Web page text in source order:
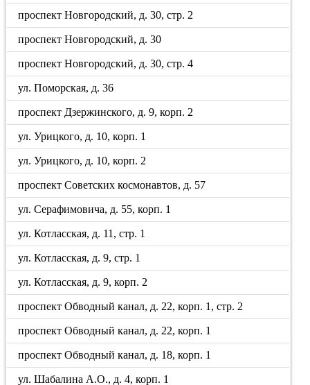
проспект Новгородский, д. 30, стр. 2
проспект Новгородский, д. 30
проспект Новгородский, д. 30, стр. 4
ул. Поморская, д. 36
проспект Дзержинского, д. 9, корп. 2
ул. Урицкого, д. 10, корп. 1
ул. Урицкого, д. 10, корп. 2
проспект Советских космонавтов, д. 57
ул. Серафимовича, д. 55, корп. 1
ул. Котласская, д. 11, стр. 1
ул. Котласская, д. 9, стр. 1
ул. Котласская, д. 9, корп. 2
проспект Обводный канал, д. 22, корп. 1, стр. 2
проспект Обводный канал, д. 22, корп. 1
проспект Обводный канал, д. 18, корп. 1
ул. Шабалина А.О., д. 4, корп. 1